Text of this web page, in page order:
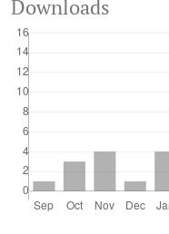
Downloads